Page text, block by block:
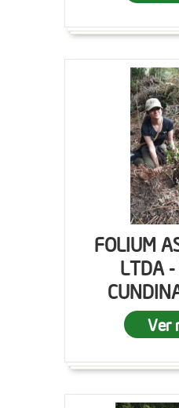
FOLIUM
LTDA -
Ver